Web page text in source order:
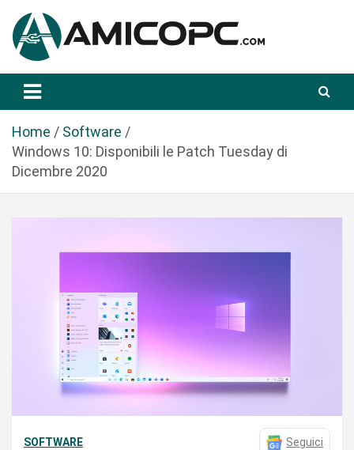
a
Amicopc.com
Home
Software
Windows 10: Disponibili le Patch Tuesday di
Dicembre 2020
SOFTWARE Seguici